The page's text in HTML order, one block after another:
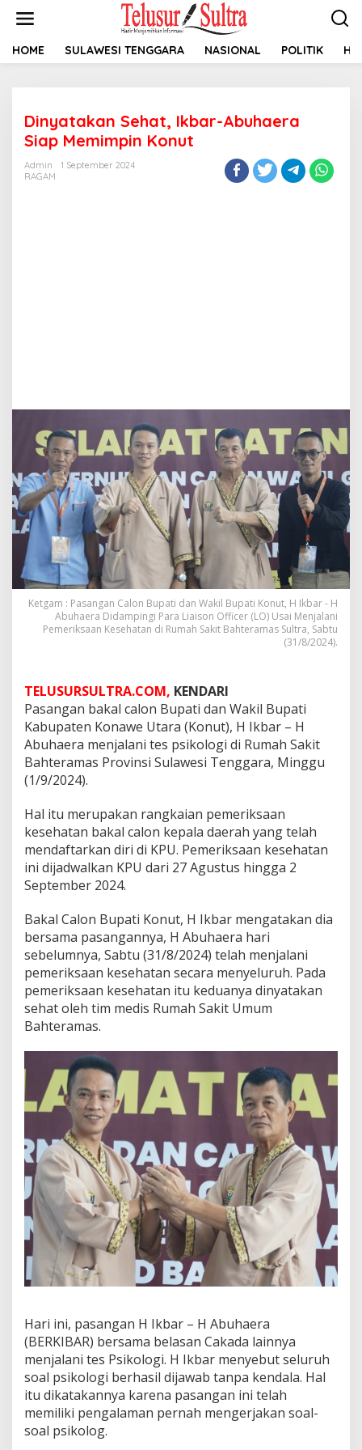
t
HOME SULAWESI TENGGARA NASIONAL POLITIK
Dinyatakan Sehat, Ikbar-Abuhaera
Siap Memimpin Konut
Admin
1 September 2024
RAGAM
Ketgam : Pasangan Calon Bupati dan Wakil Bupati Konut, H Ikbar - H
Abuhaera Didampingi Para Liaison Officer (LO) Usai Menjalani
Pemeriksaan Kesehatan di Rumah Sakit Bahteramas Sultra, Sabtu
(31/8/2024).
TELUSURSULTRA.COM, KENDARI
Pasangan bakal calon Bupati dan Wakil Bupati
Kabupaten Konawe Utara (Konut), H Ikbar – H
Abuhaera menjalani tes psikologi di Rumah Sakit
Bahteramas Provinsi Sulawesi Tenggara, Minggu
(1/9/2024).
Hal itu merupakan rangkaian pemeriksaan
kesehatan bakal calon kepala daerah yang telah
mendaftarkan diri di KPU. Pemeriksaan kesehatan
ini dijadwalkan KPU dari 27 Agustus hingga 2
September 2024.
Bakal Calon Bupati Konut, H Ikbar mengatakan dia
bersama pasangannya, H Abuhaera hari
sebelumnya, Sabtu (31/8/2024) telah menjalani
pemeriksaan kesehatan secara menyeluruh. Pada
pemeriksaan kesehatan itu keduanya dinyatakan
sehat oleh tim medis Rumah Sakit Umum
Bahteramas.
Hari ini, pasangan H Ikbar – H Abuhaera
(BERKIBAR) bersama belasan Cakada lainnya
menjalani tes Psikologi. H Ikbar menyebut seluruh
soal psikologi berhasil dijawab tanpa kendala. Hal
itu dikatakannya karena pasangan ini telah
memiliki pengalaman pernah mengerjakan soal-
soal psikolog.